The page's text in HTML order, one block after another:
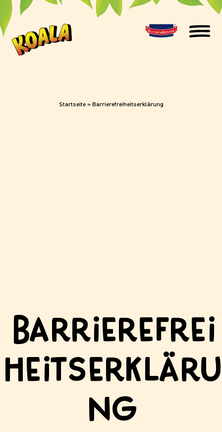
Startseite» Barrierefreiheitserklärung
Barrierefrei
heitserkläru
ng